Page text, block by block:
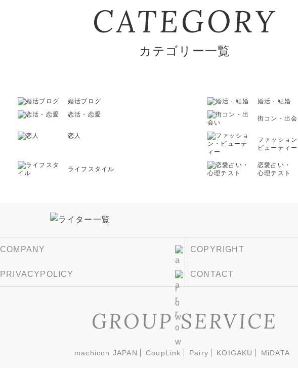
CATEGORY
カテゴリー一覧
婚活ブログ
婚活・結婚
恋活・恋愛
街コン・出
恋人
ファッショ
ビューティー
ライフスタイル
恋愛占い・
心理テスト
COMPANY COPYRIGHT
PRIVACYPOLICY CONTACT
GROUP SERVICE
machicon JAPAN CoupLink Pairy KOIGAKU MiDATA